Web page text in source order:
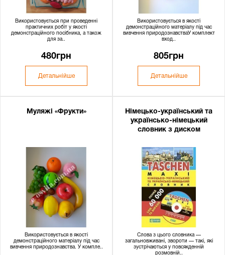
Використовується при проведенні
практичних робіт у якості
демонстраційного посібника, а також
для за..
480грн
Детальнійше
Використовується в якості
демонстраційного матеріалу під час
вивчення природознавстваУ комплект
вход..
805грн
Детальнійше
Муляжі «Фрукти»
Використовується в якості
демонстраційного матеріалу під час
вивчення природознавства. У компле..
Німецько-український та
українсько-німецький
словник з диском
Слова з цього словника —
загальновживані, звороти — такі, які
зустрічаються у повсякденній
розмовній..